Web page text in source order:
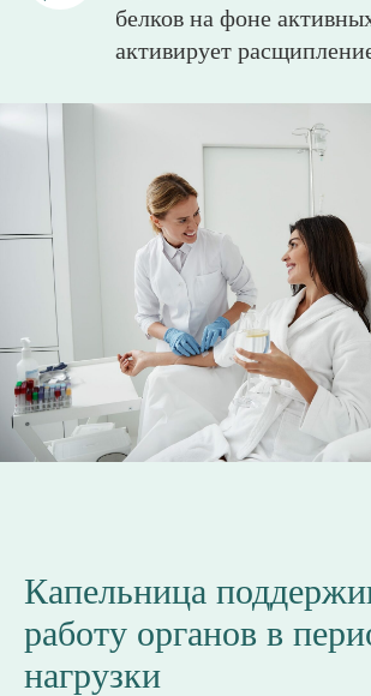
белков на фоне
активирует
Капельница
работу органов в
нагрузки